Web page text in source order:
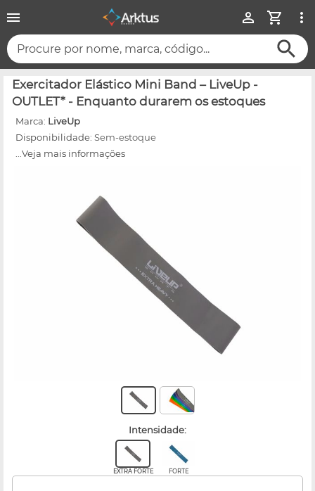
Procure por nome, marca, código...
Exercitador Elástico Mini Band – LiveUp -
OUTLET* - Enquanto durarem os estoques
Marca: LiveUp
Disponibilidade: Sem-estoque
...Veja mais informações
intensidade:
EXTRA FORTE FORTE